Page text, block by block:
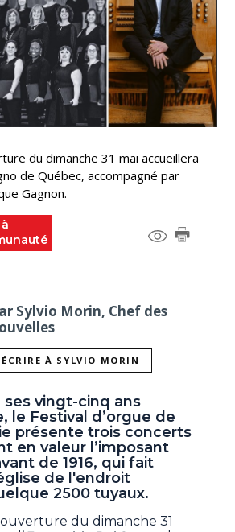
du dimanche 31 mai accueillera
de Québec, accompagné par
Gagnon.
Sylvio Morin, Chef des
ÉCRIRE À SYLVIO MORIN
ses vingt-cinq ans
le Festival d’orgue de
présente trois concerts
en valeur l’imposant
de 1916, qui fait
de l'endroit
2500 tuyaux.
du dimanche 31